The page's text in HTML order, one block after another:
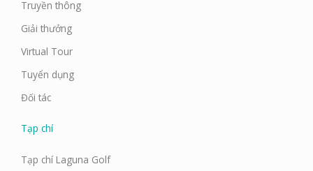
Truyền thông
Giải thưởng
Virtual Tour
Tuyển dụng
Đối tác
Tạp chí
Tạp chí Laguna Golf